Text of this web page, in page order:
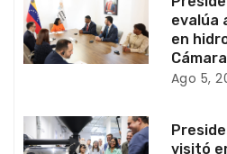
d
a
s
evalúa
en
Ago 5,
visitó